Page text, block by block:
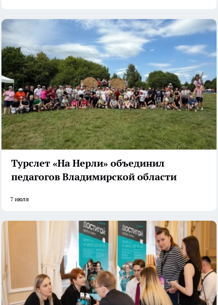
Турслет «На Нерли» объединил
педагогов Владимирской области
7 июля